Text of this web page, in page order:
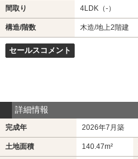
間取り 4LDK（-）
構造/階数 木造/地上2階建
セールスコメント
詳細情報
完成年 2026年7月築
土地面積 140.47m²